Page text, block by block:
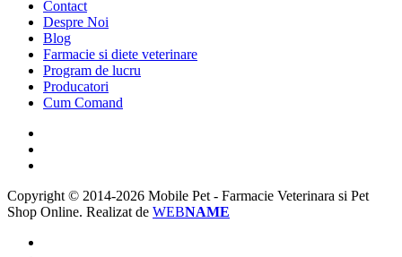
Contact
Despre Noi
Blog
Farmacie si diete veterinare
Program de lucru
Producatori
Cum Comand
Copyright © 2014-2026 Mobile Pet - Farmacie Veterinara si Pet
Shop Online. Realizat de WEBNAME